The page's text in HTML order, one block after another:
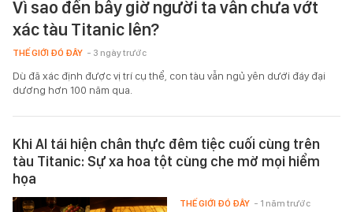
Vì sao đến bây giờ người ta vẫn chưa vớt
xác tàu Titanic lên?
THẾ GIỚI ĐÓ ĐÂY - 3 ngày trước
Dù đã xác định được vị trí cụ thể, con tàu vẫn ngủ yên dưới đáy đại
dương hơn 100 năm qua.
Khi AI tái hiện chân thực đêm tiệc cuối cùng trên
tàu Titanic: Sự xa hoa tột cùng che mờ mọi hiểm
họa
THẾ GIỚI ĐÓ ĐÂY - 1 năm trước